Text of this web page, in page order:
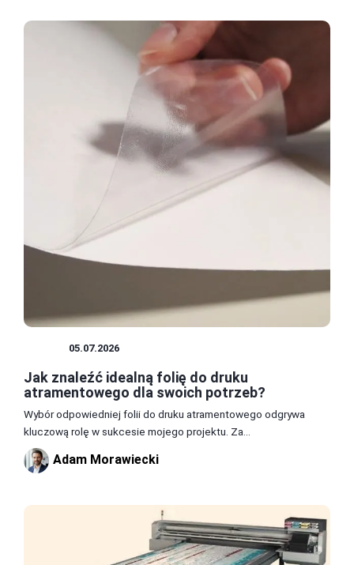
05.07.2026
Jak znaleźć idealną folię do druku
atramentowego dla swoich potrzeb?
Wybór odpowiedniej folii do druku atramentowego odgrywa
kluczową rolę w sukcesie mojego projektu. Za...
Adam Morawiecki